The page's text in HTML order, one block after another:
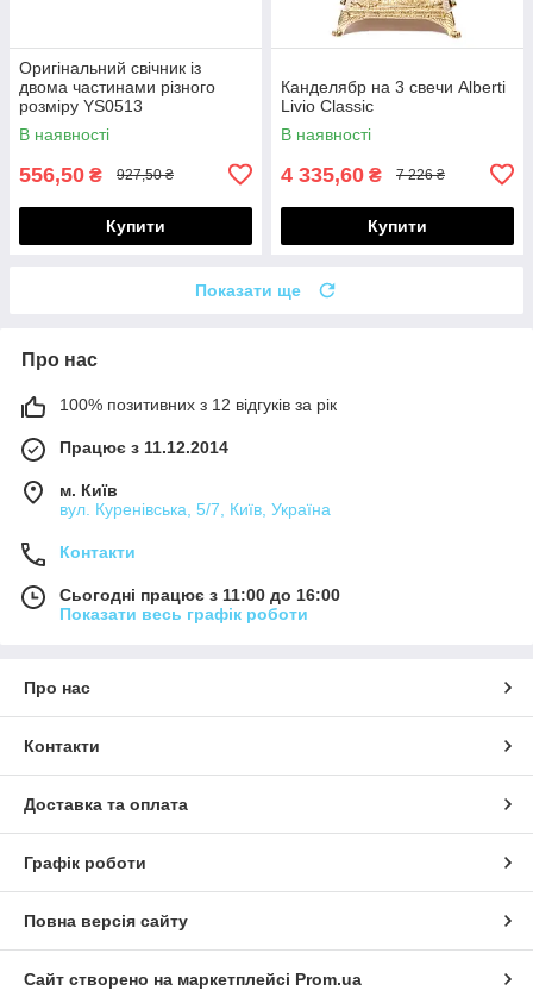
Оригінальний свічник із
двома частинами різного
розміру YS0513
В наявності
556,50 ₴ 927,50 ₴
Купити
Канделябр на 3 свечи Alberti
Livio Classic
В наявності
4 335,60 ₴ 7 226 ₴
Купити
Показати ще
Про нас
100% позитивних з 12 відгуків за рік
Працює з 11.12.2014
м. Київ
вул. Куренівська, 5/7, Київ, Україна
Контакти
Сьогодні працює з 11:00 до 16:00
Показати весь графік роботи
Про нас
Контакти
Доставка та оплата
Графік роботи
Повна версія сайту
Сайт створено на маркетплейсі Prom.ua